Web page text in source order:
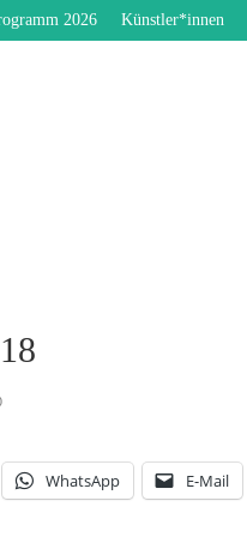
2026 Künstler*innen
WhatsApp E-Mail